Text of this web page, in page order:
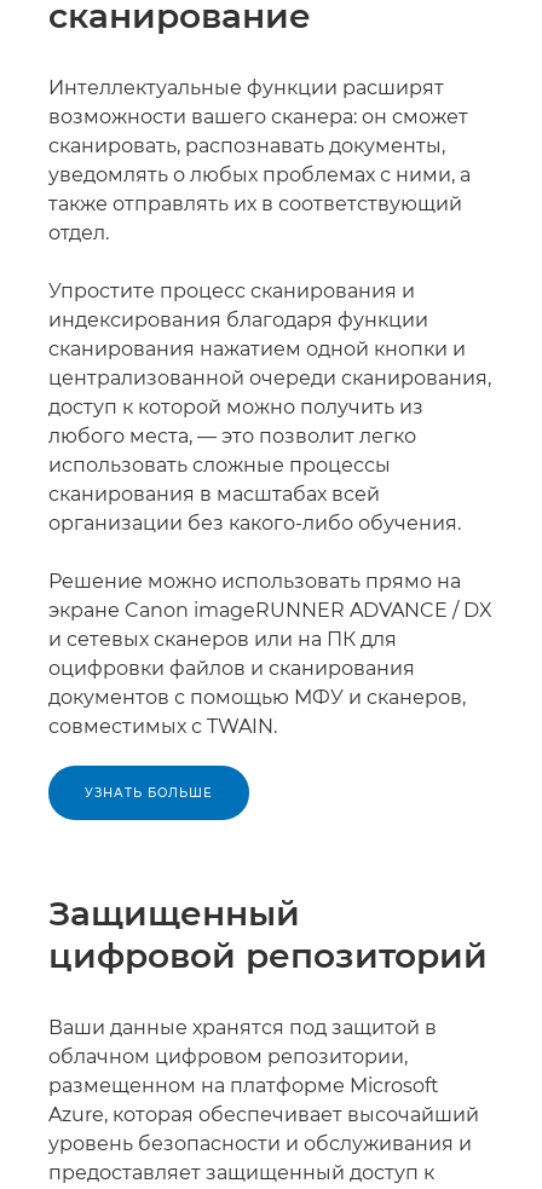
сканирование
Интеллектуальные функции расширят
возможности вашего сканера: он сможет
сканировать, распознавать документы,
уведомлять о любых проблемах с ними, а
также отправлять их в соответствующий
отдел.
Упростите процесс сканирования и
индексирования благодаря функции
сканирования нажатием одной кнопки и
централизованной очереди сканирования,
доступ к которой можно получить из
любого места, — это позволит легко
использовать сложные процессы
сканирования в масштабах всей
организации без какого-либо обучения.
Решение можно использовать прямо на
экране Canon imageRUNNER ADVANCE / DX
и сетевых сканеров или на ПК для
оцифровки файлов и сканирования
документов с помощью МФУ и сканеров,
совместимых с TWAIN.
УЗНАТЬ БОЛЬШЕ
Защищенный
цифровой репозиторий
Ваши данные хранятся под защитой в
облачном цифровом репозитории,
размещенном на платформе Microsoft
Azure, которая обеспечивает высочайший
уровень безопасности и обслуживания и
предоставляет защищенный доступ к